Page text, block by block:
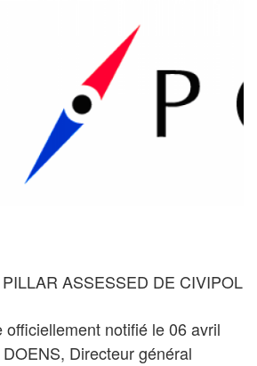
ASSESSED DE CIVIPOL
officiellement notifié le 06 avril
Directeur général